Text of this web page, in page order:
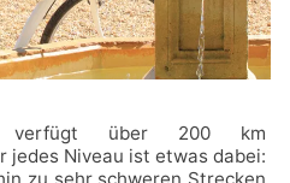
verfügt über 200 km
jedes Niveau ist etwas dabei: